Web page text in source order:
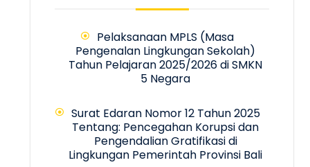
Pelaksanaan MPLS (Masa
Pengenalan Lingkungan Sekolah)
Tahun Pelajaran 2025/2026 di SMKN
5 Negara
Surat Edaran Nomor 12 Tahun 2025
Tentang: Pencegahan Korupsi dan
Pengendalian Gratifikasi di
Lingkungan Pemerintah Provinsi Bali